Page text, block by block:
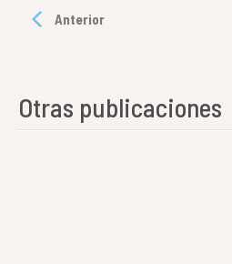
Anterior
Otras publicaciones